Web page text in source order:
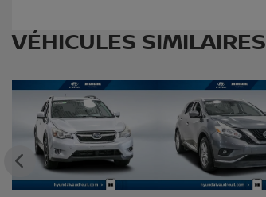
VÉHICULES SIMILAIRES